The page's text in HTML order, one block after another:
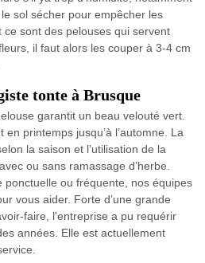
sol sécher pour empêcher les
sont des pelouses qui servent
il faut alors les couper à 3-4 cm
tonte à Brusque
garantit un beau velouté vert.
printemps jusqu’à l’automne. La
la saison et l’utilisation de la
ou sans ramassage d’herbe.
ponctuelle ou fréquente, nos équipes
vous aider. Forte d’une grande
faire, l'entreprise a pu requérir
années. Elle est actuellement